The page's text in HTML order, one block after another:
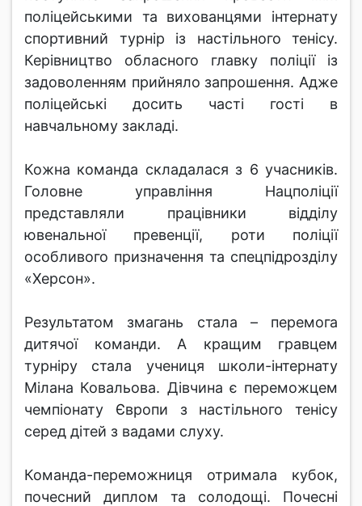
поліцейськими та вихованцями інтернату
спортивний турнір із настільного тенісу.
Керівництво обласного главку поліції із
задоволенням прийняло запрошення. Адже
поліцейські досить часті гості в
навчальному закладі.
Кожна команда складалася з 6 учасників.
Головне управління Нацполіції
представляли працівники відділу
ювенальної превенції, роти поліції
особливого призначення та спецпідрозділу
«Херсон».
Результатом змагань стала – перемога
дитячої команди. А кращим гравцем
турніру стала учениця школи-інтернату
Мілана Ковальова. Дівчина є переможцем
чемпіонату Європи з настільного тенісу
серед дітей з вадами слуху.
Команда-переможниця отримала кубок,
почесний диплом та солодощі. Почесні